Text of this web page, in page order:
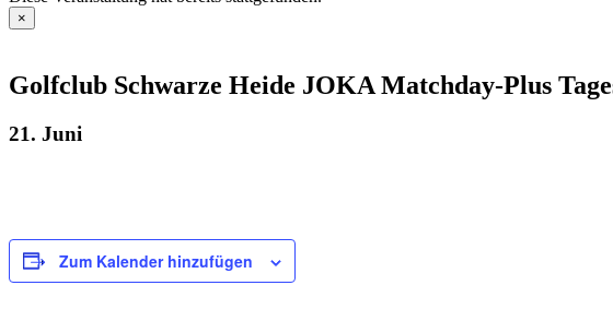
×
Golfclub Schwarze Heide JOKA Matchday-Plus
21. Juni
Zum Kalender hinzufügen